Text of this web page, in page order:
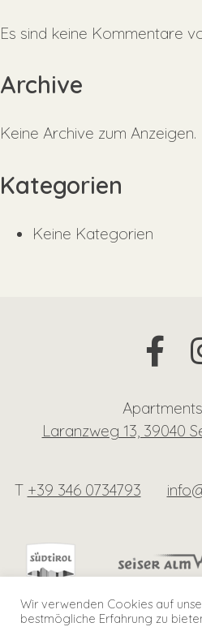
Es sind keine Kommentare
Archive
Keine Archive zum Anzeigen.
Kategorien
Keine Kategorien
Laranzweg 13, 39040
T +39 346 0734793
Wir verwenden Cookies auf
bestmögliche Erfahrung zu